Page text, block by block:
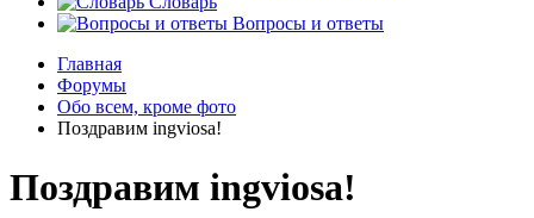
Вопросы и ответы
Главная
Форумы
Обо всем, кроме фото
Поздравим ingviosa!
Поздравим ingviosa!